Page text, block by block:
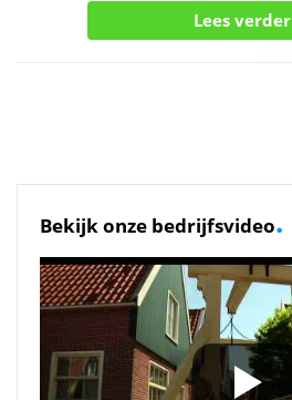
Lees verder
Bekijk onze bedrijfsvideo.